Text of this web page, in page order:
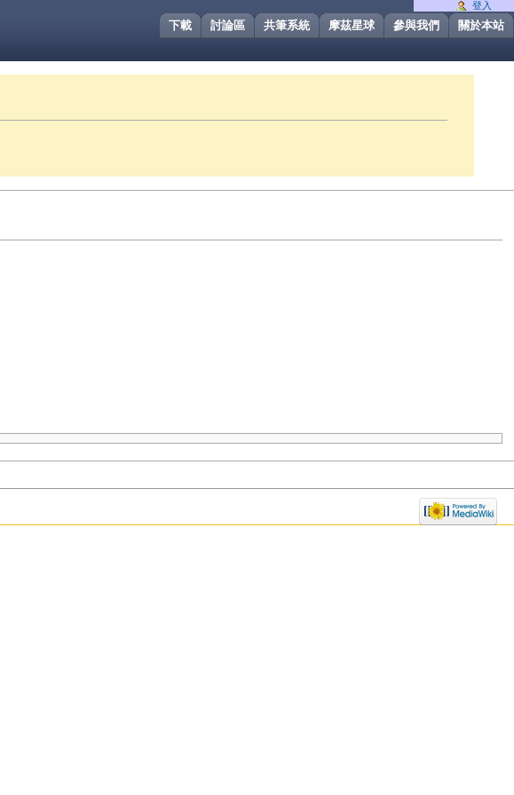
關於本站
參與我們
摩茲星球
共筆系統
討論區
下載
登入